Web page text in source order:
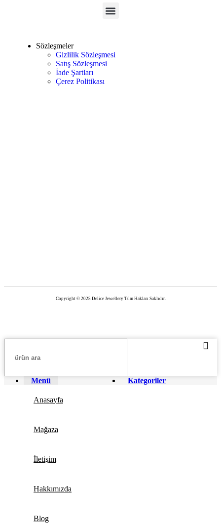
Sözleşmeler
Gizlilik Sözleşmesi
Satış Sözleşmesi
İade Şartları
Çerez Politikası
Copyright © 2025 Delice Jewellery Tüm Hakları Saklıdır.
Menü Kategoriler
Anasayfa
Mağaza
İletişim
Hakkımızda
Blog